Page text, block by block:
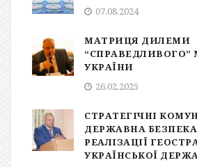
07.08.2024
МАТРИЦЯ ДИЛЕМИ
“СПРАВЕДЛИВОГО”
УКРАЇНИ
26.02.2025
СТРАТЕГІЧНІ
ДЕРЖАВНА
РЕАЛІЗАЦІЇ
УКРАЇНСЬКОЇ